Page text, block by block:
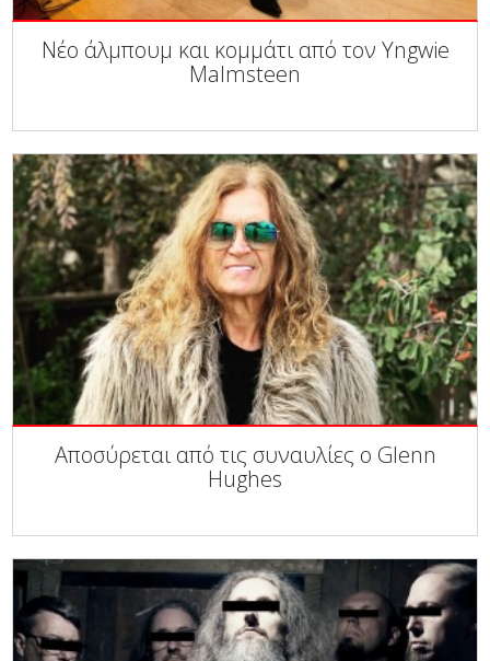
Νέο άλμπουμ και κομμάτι από τον Yngwie
Malmsteen
Αποσύρεται από τις συναυλίες ο Glenn
Hughes